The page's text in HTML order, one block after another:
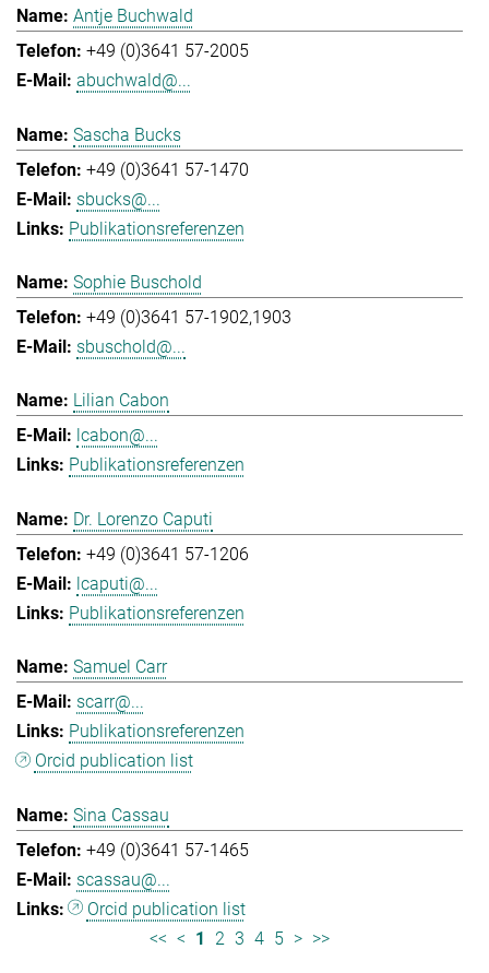
Antje Buchwald
+49 (0)3641 57-2005
abuchwald@...
Sascha Bucks
+49 (0)3641 57-1470
sbucks@...
Publikationsreferenzen
Sophie Buschold
+49 (0)3641 57-1902,1903
sbuschold@...
Lilian Cabon
lcabon@...
Publikationsreferenzen
Dr. Lorenzo Caputi
+49 (0)3641 57-1206
lcaputi@...
Publikationsreferenzen
Samuel Carr
scarr@...
Publikationsreferenzen
Orcid publication list
Sina Cassau
+49 (0)3641 57-1465
scassau@...
Orcid publication list
<< < 1 2 3 4 5 > >>